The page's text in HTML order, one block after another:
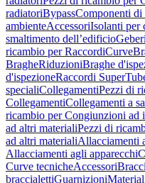
radiatoriBypassComponenti di
ambienteAccessoriIsolanti per
smaltimento dell’edificio
ricambio per RaccordiCurve
BragheRiduzioniBraghe
d'ispezioneRaccordi
specialiCollegamentiPezzi di
CollegamentiCollegamenti a
ricambio per Congiunzioni ad
ad altri materialiPezzi di
ad altri materialiAllacciamenti
Allacciamenti agli apparecchi
Curve tecnicheAccessori
braccialettiGuarnizioni